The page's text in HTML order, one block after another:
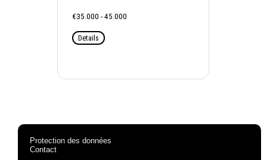
€35.000 - 45.000
Details
Protection des données
Contact